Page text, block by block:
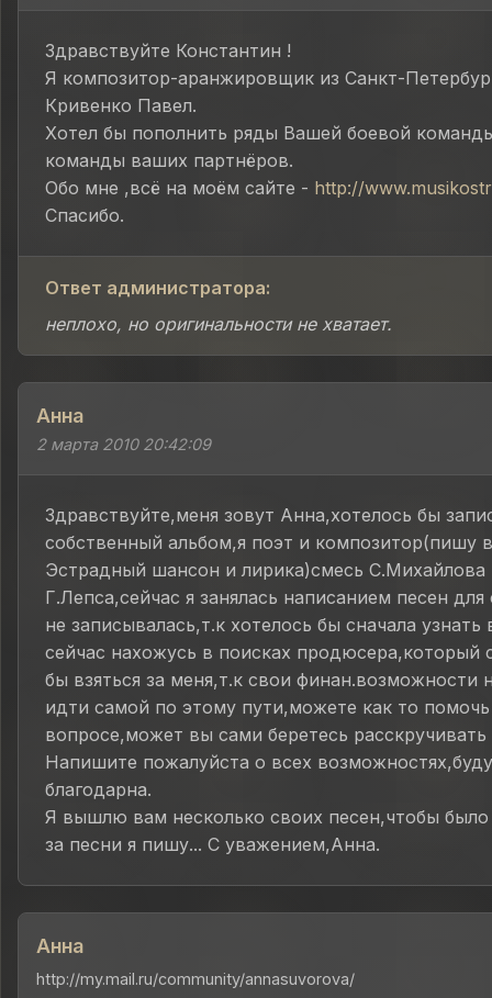
Здравствуйте Константин !
Я композитор-аранжировщик из Санкт-
Кривенко Павел.
Хотел бы пополнить ряды Вашей боевой
команды ваших партнёров.
Обо мне ,всё на моём сайте - http://
Спасибо.
Ответ администратора:
неплохо, но оригинальности не хватает.
Анна
2 марта 2010 20:42:09
Здравствуйте,меня зовут Анна,хотелось бы
собственный альбом,я поэт и композитор(пишу
Эстрадный шансон и лирика)смесь С.Михайлова
Г.Лепса,сейчас я занялась написанием песен
не записывалась,т.к хотелось бы сначала узнать
сейчас нахожусь в поисках продюсера,который
бы взяться за меня,т.к свои финан.возможности
идти самой по этому пути,можете как то
вопросе,может вы сами беретесь
Напишите пожалуйста о всех
благодарна.
Я вышлю вам несколько своих песен,чтобы было
за песни я пишу... С уважением,Анна.
Анна
http://my.mail.ru/community/annasuvorova/